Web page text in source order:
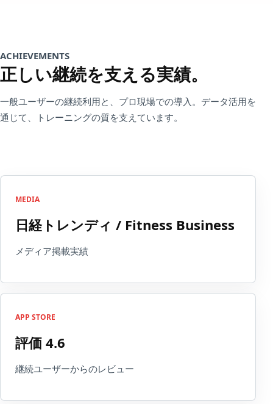
ACHIEVEMENTS
正しい継続を支える実績。
一般ユーザーの継続利用と、プロ現場での導入。データ活用を
通じて、トレーニングの質を支えています。
MEDIA
日経トレンディ / Fitness Business
メディア掲載実績
APP STORE
評価 4.6
継続ユーザーからのレビュー